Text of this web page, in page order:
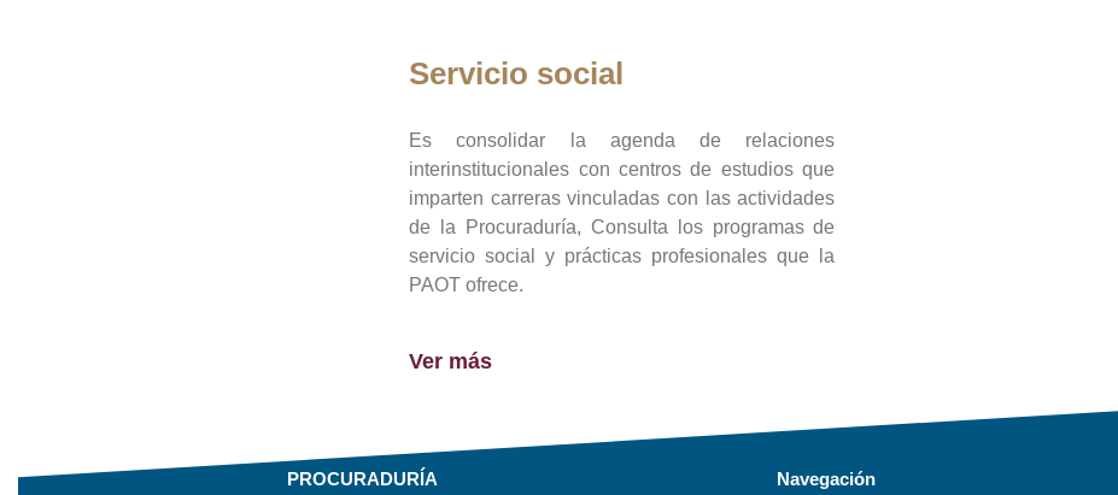
Servicio social
Es consolidar la agenda de relaciones
interinstitucionales con centros de estudios que
imparten carreras vinculadas con las actividades
de la Procuraduría, Consulta los programas de
servicio social y prácticas profesionales que la
PAOT ofrece.
Ver más
PROCURADURÍA Navegación